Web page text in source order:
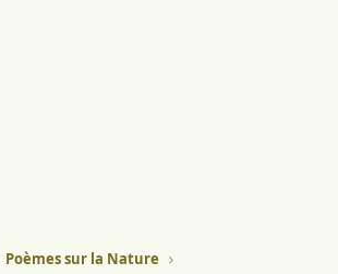
Poèmes sur la Nature